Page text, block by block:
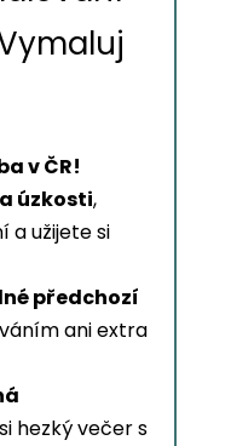
v ČR!
úzkosti,
a užijete si
předchozí
ani extra
hezký večer s